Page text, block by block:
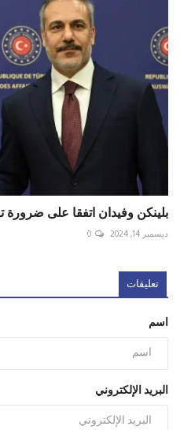
بلينكن وفيدان اتفقا على
ديسمبر 14, 2024 0
تعليقات
اسم
البريد الإلكتروني